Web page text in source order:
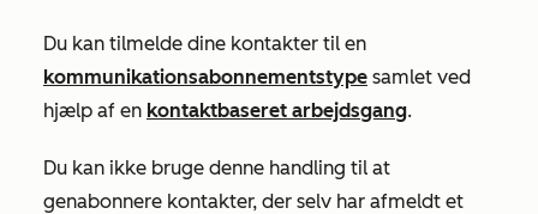
Du kan tilmelde dine kontakter til en
kommunikationsabonnementstype samlet ved
hjælp af en kontaktbaseret arbejdsgang.
Du kan ikke bruge denne handling til at
genabonnere kontakter, der selv har afmeldt et